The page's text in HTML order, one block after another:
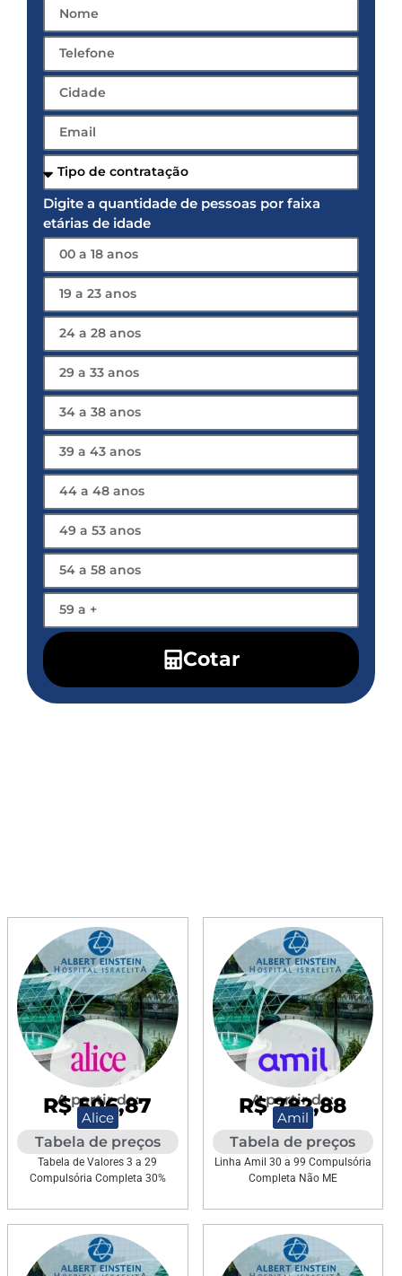
Digite a quantidade de pessoas por faixa
etárias de idade
Cotar
A partir de:
R$ 506,87
Alice
Tabela de preços
Tabela de Valores 3 a 29
Compulsória Completa 30%
A partir de:
R$ 782,88
Amil
Tabela de preços
Linha Amil 30 a 99 Compulsória
Completa Não ME